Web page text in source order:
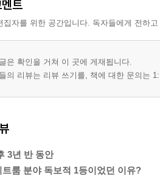
트
집자를 위한 공간입니다. 독자들에게 전하
은 확인을 거쳐 이 곳에 게재됩니다.
의 리뷰는 리뷰 쓰기를, 책에 대한 문의는
3년 반 동안
트룸 분야 독보적 1등이었던 이유?